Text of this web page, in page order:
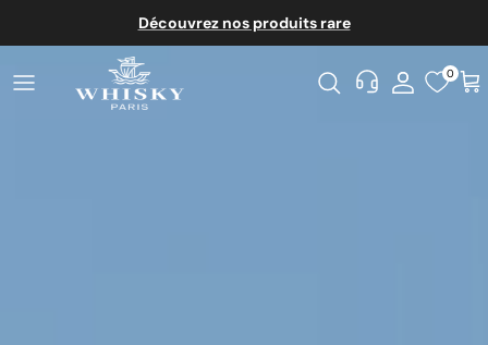
Découvrez nos produits rare
0